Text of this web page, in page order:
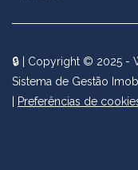
🔒 | Copyright © 2025 -
Sistema de Gestão
| Preferências de